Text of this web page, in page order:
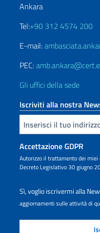
Ankara
Tel:+90 312 4574 200
E-mail:
PEC:
Gli uffici della sede
Iscriviti alla nostra
Inserisci la tua email
Accettazione GDPR
Autorizzo il trattamento dei miei
Decreto Legislativo 30 giugno
Sì, voglio iscrivermi alla
aggiornamenti sulle attività di